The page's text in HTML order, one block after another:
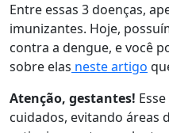
Entre essas 3 doenças,
imunizantes. Hoje,
contra a dengue, e você
sobre elas neste artigo
Atenção, gestantes!
cuidados, evitando áreas